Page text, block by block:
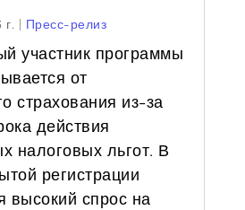
| Пресс-релиз
участник программы
от
страхования из-за
действия
налоговых льгот. В
регистрации
высокий спрос на